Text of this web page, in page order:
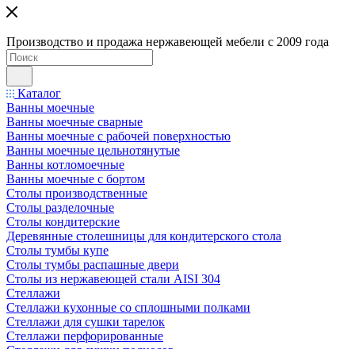
Производство и продажа нержавеющей мебели с 2009 года
Каталог
Ванны моечные
Ванны моечные сварные
Ванны моечные с рабочей поверхностью
Ванны моечные цельнотянутые
Ванны котломоечные
Ванны моечные с бортом
Столы производственные
Столы разделочные
Столы кондитерские
Деревянные столешницы для кондитерского стола
Столы тумбы купе
Столы тумбы распашные двери
Столы из нержавеющей стали AISI 304
Стеллажи
Стеллажи кухонные со сплошными полками
Стеллажи для сушки тарелок
Стеллажи перфорированные